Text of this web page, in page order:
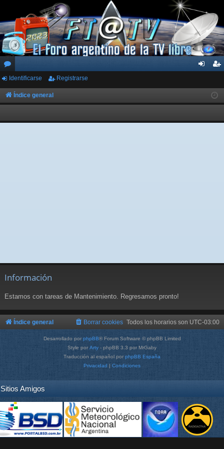
or
os
ar
ist
rs
Identificarse Registrarse
Índice general
Información
Estamos con tareas de Mantenimiento. Regresamos pronto!
Índice general Todos los horarios son UTC-03:00
Borrar cookies
Desarrollado por phpBB® Forum Software © phpBB Limited
Style por Arty - phpBB 3.3 por MrGaby
Traducción al español por phpBB España
Privacidad | Condiciones
Sitios Amigos